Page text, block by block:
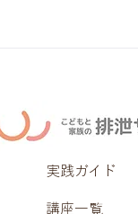
実践ガイド
講座一覧